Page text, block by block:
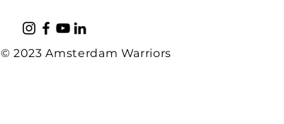
© 2023 Amsterdam Warriors